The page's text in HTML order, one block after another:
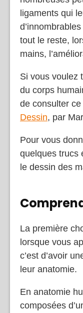
ligaments qui
tout le reste,
mains,
Si vous voulez
du corps
de consulter ce
Dessin, par
Pour vous
quelques trucs
le dessin des
La première
lorsque vous
c’est d’avoir
leur anatomie.
En anatomie
composées